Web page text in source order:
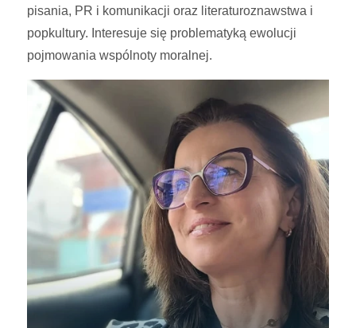
pisania, PR i komunikacji oraz literaturoznawstwa i
popkultury. Interesuje się problematyką ewolucji
pojmowania wspólnoty moralnej.